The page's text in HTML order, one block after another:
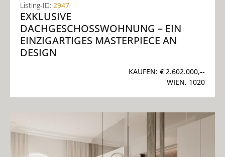
Listing-ID: 2947
EXKLUSIVE
DACHGESCHOSSWOHNUNG – EIN E
INZIGARTIGES MASTERPIECE AN D
ESIGN
KAUFEN: € 2.602.000,--
WIEN, 1020